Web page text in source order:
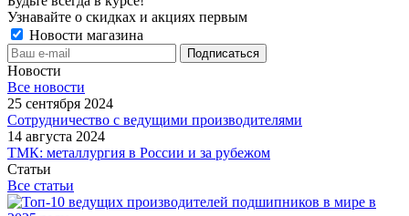
Узнавайте о скидках и акциях первым
Новости магазина
Новости
Все новости
25 сентября 2024
Сотрудничество с ведущими производителями
14 августа 2024
ТМК: металлургия в России и за рубежом
Статьи
Все статьи